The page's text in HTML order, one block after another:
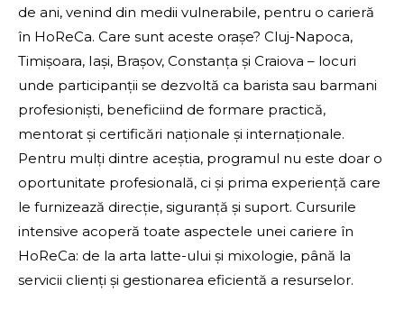
de ani, venind din medii vulnerabile, pentru o carieră
în HoReCa. Care sunt aceste orașe? Cluj-Napoca,
Timișoara, Iași, Brașov, Constanța și Craiova – locuri
unde participanții se dezvoltă ca barista sau barmani
profesioniști, beneficiind de formare practică,
mentorat și certificări naționale și internaționale.
Pentru mulți dintre aceștia, programul nu este doar o
oportunitate profesională, ci și prima experiență care
le furnizează direcție, siguranță și suport. Cursurile
intensive acoperă toate aspectele unei cariere în
HoReCa: de la arta latte-ului și mixologie, până la
servicii clienți și gestionarea eficientă a resurselor.